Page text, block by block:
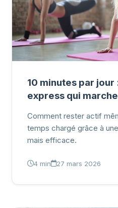
10 minutes par jour
express qui marche
Comment rester actif
temps chargé grâce à
mais efficace.
4 min 27 mars 2026